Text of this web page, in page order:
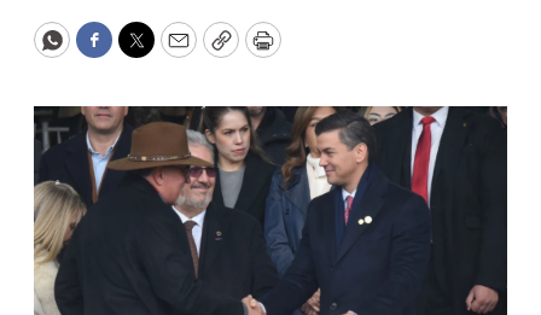
WhatsApp
Facebook
Twitter
EmailCopyPrint